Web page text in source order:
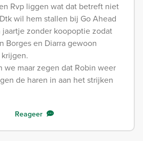
Rvp liggen wat dat betreft niet
wil hem stallen bij Go Ahead
jaartje zonder koopoptie zodat
Borges en Diarra gewoon
we maar zegen dat Robin weer
de haren in aan het strijken
Reageer